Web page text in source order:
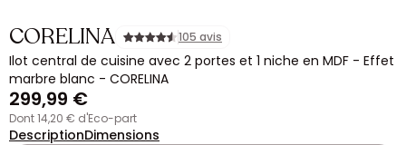
CORELINA 105 avis
Ilot central de cuisine avec 2 portes et 1 niche en MDF - Effet
marbre blanc - CORELINA
299,99 €
dont 14,20 € d'Eco-part
DescriptionDimensions